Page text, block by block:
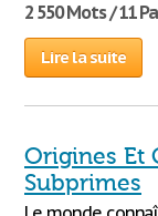
2 550 Mots / 11
Lire la suite
Origines Et
Subprimes